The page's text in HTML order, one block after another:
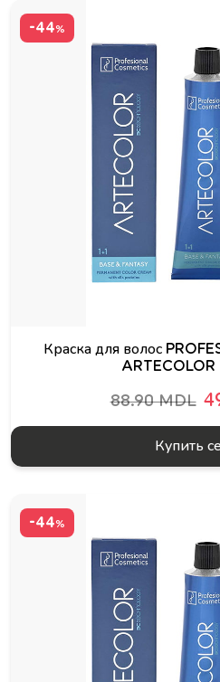
-44%
Краска для волос
88.90 MDL
Купить
-44%